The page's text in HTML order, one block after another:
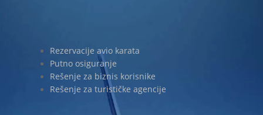
Rezervacije avio karata
Putno osiguranje
Rešenje za biznis korisnike
Rešenje za turističke agencije